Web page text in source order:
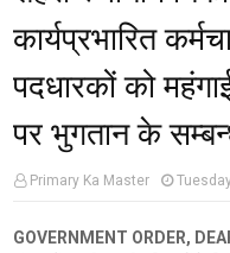
कार्यप्रभारित
पदधारकों को
पर भुगतान के
Primary Ka Master
GOVERNMENT ORDER,